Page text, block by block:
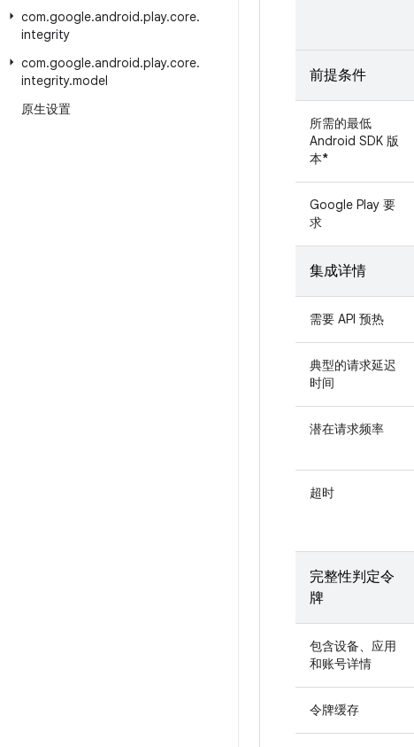
com.google.android.play.core.
integrity
com.google.android.play.core.
integrity.model
原生设置
前提条件
所需的最低
Android SDK 版
本*
Google Play 要
求
集成详情
需要 API 预热
典型的请求延迟
时间
潜在请求频率
超时
完整性判定令
牌
包含设备、应用
和账号详情
令牌缓存